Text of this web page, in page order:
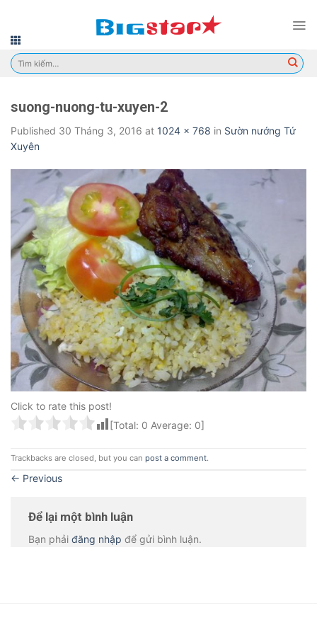
content
Tìm
kiếm:
suong-nuong-tu-xuyen-2
Published 30 Tháng 3, 2016 at 1024 × 768 in Sườn nướng Tứ
Xuyên
Click to rate this post!
[Total: 0 Average: 0]
Trackbacks are closed, but you can post a comment.
← Previous
Để lại một bình luận
Bạn phải đăng nhập để gửi bình luận.